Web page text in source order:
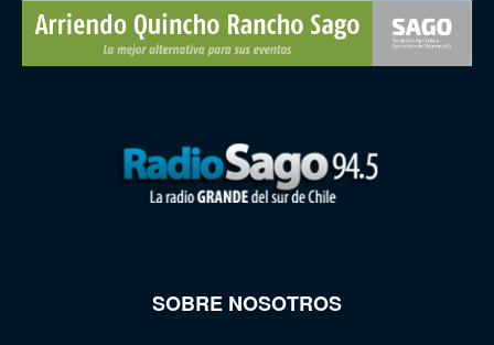
SOBRE NOSOTROS